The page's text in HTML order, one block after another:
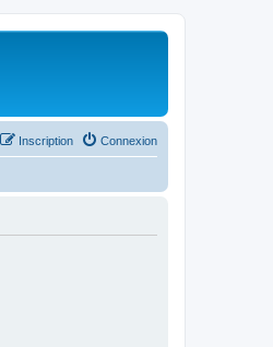
Connexion
Inscription